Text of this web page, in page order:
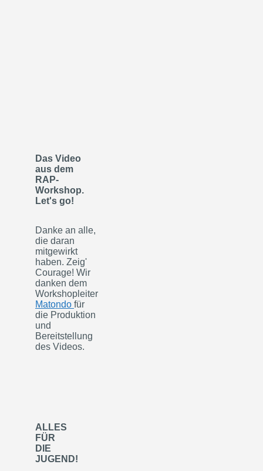
Das Video
aus dem
RAP-
Workshop.
Let's go!
Danke an alle,
die daran
mitgewirkt
haben. Zeig'
Courage! Wir
danken dem
Workshopleiter
Matondo für
die Produktion
und
Bereitstellung
des Videos.
ALLES
FÜR
DIE
JUGEND!